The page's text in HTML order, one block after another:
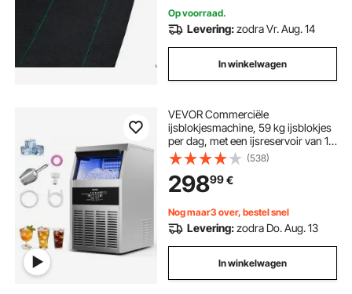
Op voorraad.
Levering:zodra Vr. Aug. 14
In winkelwagen
VEVOR Commerciële
ijsblokjesmachine, 59 kg ijsblokjes
per dag, met een ijsreservoir van 14
kg, vrijstaande roestvrijstalen
ijsmachine met led-display en
zelfreinigende functie, ideaal voor
thuisbars, restaurants en cafés.
(538)
29899€
Nog maar3 over, bestel snel
Levering:zodra Do. Aug. 13
In winkelwagen